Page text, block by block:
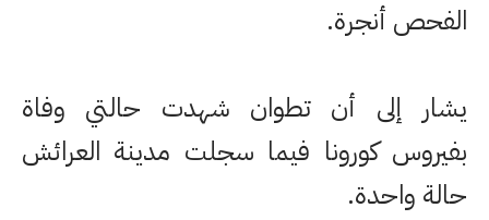
الفحص أنجرة.
يشار إلى أن تطوان شهدت حالتي وفاة
بفيروس كورونا فيما سجلت مدينة العرائش
حالة واحدة.